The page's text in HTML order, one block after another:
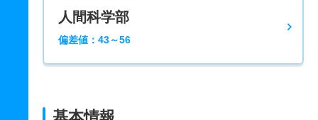
人間科学部
偏差値：43～56